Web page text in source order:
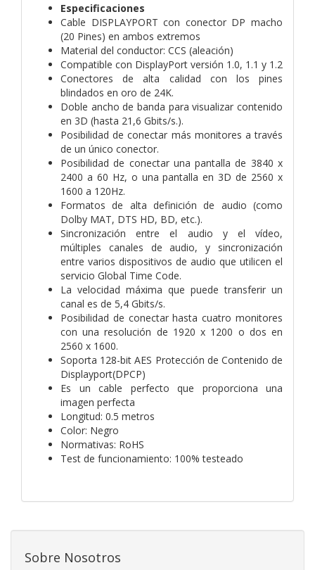
Especificaciones
Cable DISPLAYPORT con conector DP macho
(20 Pines) en ambos extremos
Material del conductor: CCS (aleación)
Compatible con DisplayPort versión 1.0, 1.1 y 1.2
Conectores de alta calidad con los pines
blindados en oro de 24K.
Doble ancho de banda para visualizar contenido
en 3D (hasta 21,6 Gbits/s.).
Posibilidad de conectar más monitores a través
de un único conector.
Posibilidad de conectar una pantalla de 3840 x
2400 a 60 Hz, o una pantalla en 3D de 2560 x
1600 a 120Hz.
Formatos de alta definición de audio (como
Dolby MAT, DTS HD, BD, etc.).
Sincronización entre el audio y el vídeo,
múltiples canales de audio, y sincronización
entre varios dispositivos de audio que utilicen el
servicio Global Time Code.
La velocidad máxima que puede transferir un
canal es de 5,4 Gbits/s.
Posibilidad de conectar hasta cuatro monitores
con una resolución de 1920 x 1200 o dos en
2560 x 1600.
Soporta 128-bit AES Protección de Contenido de
Displayport(DPCP)
Es un cable perfecto que proporciona una
imagen perfecta
Longitud: 0.5 metros
Color: Negro
Normativas: RoHS
Test de funcionamiento: 100% testeado
Sobre Nosotros